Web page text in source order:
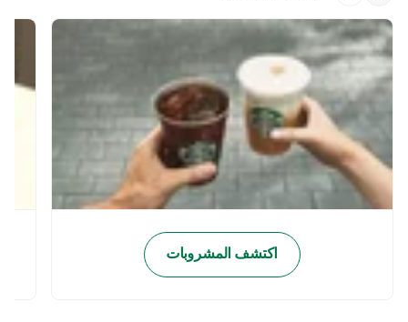
اكتشف المشروبات